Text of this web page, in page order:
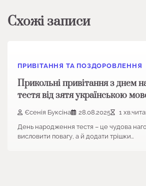
Схожі записи
ПРИВІТАННЯ ТА ПОЗДОРОВЛЕННЯ
Прикольні привітання з днем
тестя від зятя українською
Єсенія Буксіна 28.08.2025
1
День народження тестя – це чудова
висловити повагу, а й додати трішки…